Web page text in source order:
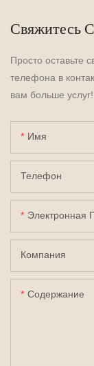
Свяжитесь
Просто оставьте
телефона в
вам больше услуг!
Имя
Телефон
Электронная
Компания
Содержание